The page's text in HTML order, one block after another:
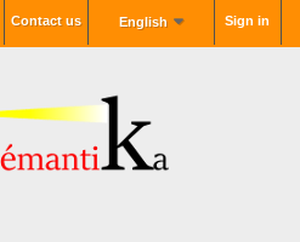
Sign in
English
Contact us